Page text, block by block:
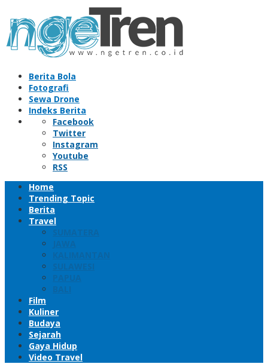
to
content
Berita Bola
Fotografi
Sewa Drone
Indeks Berita
Facebook
Twitter
Instagram
Youtube
RSS
Home
Trending Topic
Berita
Travel
SUMATERA
JAWA
KALIMANTAN
SULAWESI
PAPUA
BALI
Film
Kuliner
Budaya
Sejarah
Gaya Hidup
Video Travel